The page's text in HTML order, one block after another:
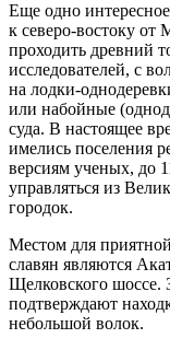
Еще одно
к северо-востоку от
проходить древний
исследователей, с
на лодки-
или набойные
суда. В настоящее
имелись поселения
версиям ученых, до
управляться из
городок.
Местом для
славян являются
Щелковского шоссе.
подтверждают
небольшой волок.